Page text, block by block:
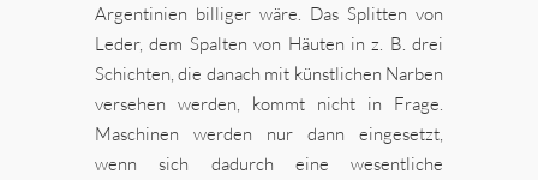
Argentinien billiger wäre. Das Splitten von
Leder, dem Spalten von Häuten in z. B. drei
Schichten, die danach mit künstlichen Narben
versehen werden, kommt nicht in Frage.
Maschinen werden nur dann eingesetzt,
wenn sich dadurch eine wesentliche